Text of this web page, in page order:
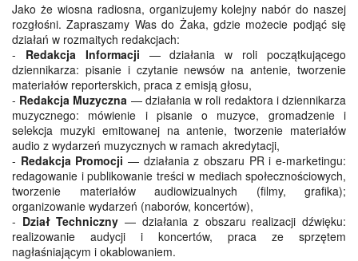
Jako że wiosna radiosna, organizujemy kolejny nabór do naszej
rozgłośni. Zapraszamy Was do Żaka, gdzie możecie podjąć się
działań w rozmaitych redakcjach:
- Redakcja Informacji — działania w roli początkującego
dziennikarza: pisanie i czytanie newsów na antenie, tworzenie
materiałów reporterskich, praca z emisją głosu,
- Redakcja Muzyczna — działania w roli redaktora i dziennikarza
muzycznego: mówienie i pisanie o muzyce, gromadzenie i
selekcja muzyki emitowanej na antenie, tworzenie materiałów
audio z wydarzeń muzycznych w ramach akredytacji,
- Redakcja Promocji — działania z obszaru PR i e-marketingu:
redagowanie i publikowanie treści w mediach społecznościowych,
tworzenie materiałów audiowizualnych (filmy, grafika);
organizowanie wydarzeń (naborów, koncertów),
- Dział Techniczny — działania z obszaru realizacji dźwięku:
realizowanie audycji i koncertów, praca ze sprzętem
nagłaśniającym i okablowaniem.